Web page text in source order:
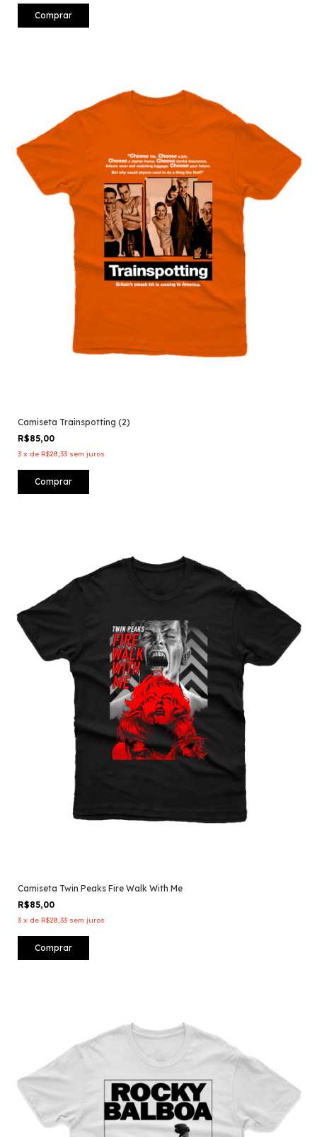
Comprar
Camiseta Trainspotting (2)
R$85,00
3 x de R$28,33 sem juros
Comprar
Camiseta Twin Peaks Fire Walk With Me
R$85,00
3 x de R$28,33 sem juros
Comprar